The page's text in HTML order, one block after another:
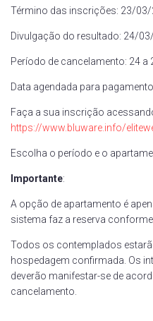
Término das inscrições: 23/03/
Divulgação do resultado: 24/
Período de cancelamento: 24 a
Data agendada para
Faça a sua inscrição
https://www.bluware.info/
Escolha o período e o
Importante:
A opção de apartamento é
sistema faz a reserva
Todos os contemplados
hospedagem confirmada. Os
deverão manifestar-se de
cancelamento.